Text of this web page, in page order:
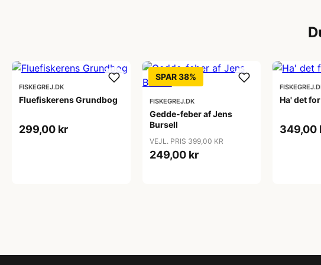
FISKEGREJ.DK
Fluefiskerens Grundbog
299,00 kr
SPAR 38%
FISKEGREJ.DK
Gedde-feber af Jens
Bursell
VEJL. PRIS 399,00 KR
249,00 kr
Ha' det
349,00